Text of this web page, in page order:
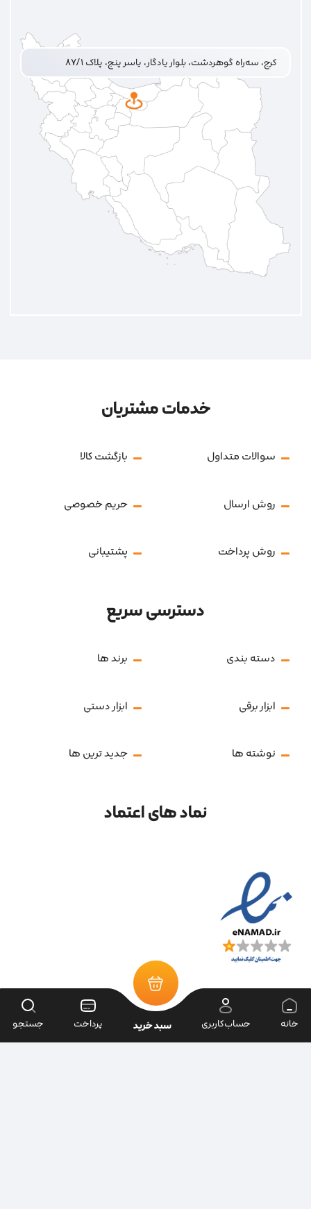
کرج، سه‌راه گوهردشت، بلوار یادگار، یاسر پنج، پلاک ۸۷/۱
خدمات مشتریان
سوالات متداول بازگشت کالا
روش ارسال حریم خصوصی
روش پرداخت پشتیبانی
دسترسی سریع
دسته بندی برند ها
ابزار برقی ابزار دستی
نوشته ها جدید ترین ها
نماد های اعتماد
خانه حساب‌کاربری سبد خرید پرداخت جستجو